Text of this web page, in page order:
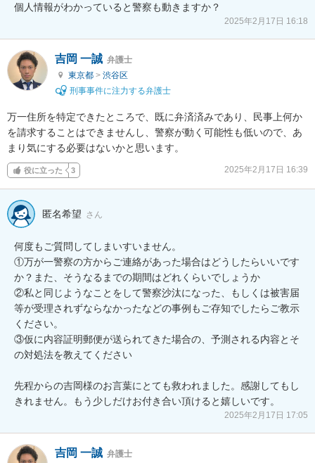
個人情報がわかっていると警察も動きますか？
2025年2月17日 16:18
吉岡 一誠 弁護士
東京都 > 渋谷区
刑事事件に注力する弁護士
万一住所を特定できたところで、既に弁済済みであり、民事上何か
を請求することはできませんし、警察が動く可能性も低いので、あ
まり気にする必要はないかと思います。
役に立った 3 2025年2月17日 16:39
匿名希望 さん
何度もご質問してしまいすいません。
①万が一警察の方からご連絡があった場合はどうしたらいいです
か？また、そうなるまでの期間はどれくらいでしょうか
②私と同じようなことをして警察沙汰になった、もしくは被害届
等が受理されずならなかったなどの事例もご存知でしたらご教示
ください。
③仮に内容証明郵便が送られてきた場合の、予測される内容とそ
の対処法を教えてください
先程からの吉岡様のお言葉にとても救われました。感謝してもし
きれません。もう少しだけお付き合い頂けると嬉しいです。
2025年2月17日 17:05
吉岡 一誠 弁護士